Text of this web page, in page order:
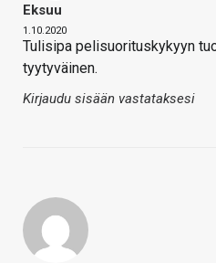
Eksuu
1.10.2020
Tulisipa pelisuorituskykyyn
tyytyväinen.
Kirjaudu sisään vastataksesi